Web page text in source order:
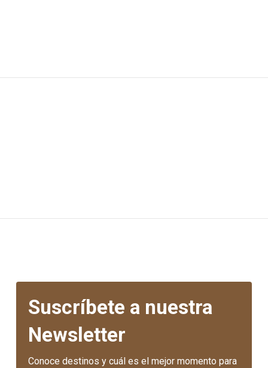
Suscríbete a nuestra
Newsletter
Conoce destinos y cuál es el mejor momento para